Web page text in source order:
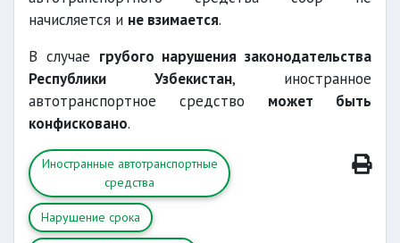
начисляется и не взимается.
В случае грубого нарушения законодательства
Республики Узбекистан, иностранное
автотранспортное средство может быть
конфисковано.
Иностранные автотранспортные
средства
Нарушение срока